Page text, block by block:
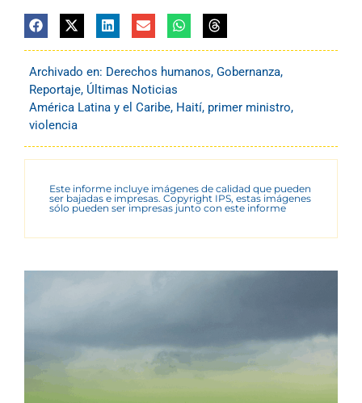
Archivado en: Derechos humanos, Gobernanza,
Reportaje, Últimas Noticias
América Latina y el Caribe, Haití, primer ministro,
violencia
Este informe incluye imágenes de calidad que pueden
ser bajadas e impresas. Copyright IPS, estas imágenes
sólo pueden ser impresas junto con este informe